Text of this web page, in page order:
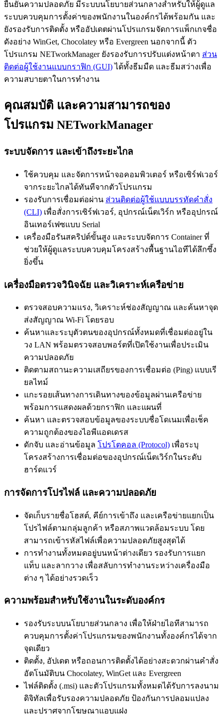
ยืนยันความปลอดภัย มีระบบนโยบายส่วนกลางสำหรับให้ผู้ดูแล
ระบบควบคุมการตั้งค่าของพนักงานในองค์กรได้พร้อมกัน และ
ยังรองรับการติดตั้ง หรืออัปเดตผ่านโปรแกรมจัดการแพ็กเกจชื่อ
ดังอย่าง WinGet, Chocolatey หรือ Evergreen นอกจากนี้ ตัว
โปรแกรม NETworkManager ยังรองรับการปรับแต่งหน้าตา ส่วน
ติดต่อผู้ใช้งานแบบกราฟิก (GUI)ได้ทั้งธีมมืด และธีมสว่างเพื่อ
ความสบายตาในการทำงาน
คุณสมบัติ และความสามารถของ
โปรแกรม NETworkManager
ระบบจัดการ และเข้าถึงระยะไกล
ใช้ควบคุม และจัดการหน้าจอคอมพิวเตอร์ หรือเซิร์ฟเวอร์
จากระยะไกลได้ทันทีจากตัวโปรแกรม
รองรับการเชื่อมต่อผ่าน ส่วนติดต่อผู้ใช้แบบบรรทัดคำสั่ง
(CLI) เพื่อสั่งการเซิร์ฟเวอร์, อุปกรณ์เน็ตเวิร์ก หรืออุปกรณ์
อินเทอร์เฟซแบบ Serial
เครื่องมือรันสคริปต์ขั้นสูง และระบบจัดการ Container ที่
ช่วยให้ผู้ดูแลระบบควบคุมโครงสร้างพื้นฐานไอทีได้ลึกซึ้ง
ยิ่งขึ้น
เครื่องมือตรวจวินิจฉัย และวิเคราะห์เครือข่าย
ตรวจสอบความแรง, วิเคราะห์ช่องสัญญาณ และค้นหาจุด
ส่งสัญญาณ Wi-Fi โดยรอบ
ค้นหาและระบุตัวตนของอุปกรณ์ทั้งหมดที่เชื่อมต่ออยู่ใน
วง LAN พร้อมตรวจสอบพอร์ตที่เปิดใช้งานเพื่อประเมิน
ความปลอดภัย
ติดตามสถานะความเสถียรของการเชื่อมต่อ (Ping) แบบเรี
ยลไทม์
แกะรอยเส้นทางการเดินทางของข้อมูลผ่านเครือข่าย
พร้อมการแสดงผลด้วยกราฟิก และแผนที่
ค้นหา และตรวจสอบข้อมูลของระบบชื่อโดเนมเพื่อเช็ค
ความถูกต้องของไอพีแอดเดรส
ดักจับ และอ่านข้อมูล โปรโตคอล (Protocol) เพื่อระบุ
โครงสร้างการเชื่อมต่อของอุปกรณ์เน็ตเวิร์กในระดับ
ฮาร์ดแวร์
การจัดการโปรไฟล์ และความปลอดภัย
จัดเก็บรายชื่อโฮสต์, คีย์การเข้าถึง และเครือข่ายแยกเป็น
โปรไฟล์ตามกลุ่มลูกค้า หรือสภาพแวดล้อมระบบ โดย
สามารถเข้ารหัสไฟล์เพื่อความปลอดภัยสูงสุดได้
การทำงานทั้งหมดอยู่บนหน้าต่างเดียว รองรับการแยก
แท็บ และลากวาง เพื่อสลับการทำงานระหว่างเครื่องมือ
ต่าง ๆ ได้อย่างรวดเร็ว
ความพร้อมสำหรับใช้งานในระดับองค์กร
รองรับระบบนโยบายส่วนกลาง เพื่อให้ฝ่ายไอทีสามารถ
ควบคุมการตั้งค่าโปรแกรมของพนักงานทั้งองค์กรได้จาก
จุดเดียว
ติดตั้ง, อัปเดต หรือถอนการติดตั้งได้อย่างสะดวกผ่านคำสั่ง
อัตโนมัติบน Chocolatey, WinGet และ Evergreen
ไฟล์ติดตั้ง (.msi) และตัวโปรแกรมทั้งหมดได้รับการลงนาม
ดิจิทัลเพื่อรับรองความปลอดภัย ป้องกันการปลอมแปลง
และปราศจากโฆษณาแอบแฝง